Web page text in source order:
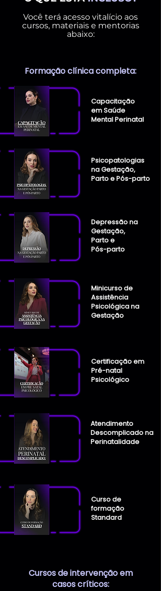
Você terá acesso vitalício aos
cursos, materiais e mentorias
abaixo:
Formação clínica completa:
Capacitação
em Saúde
Mental Perinatal
Psicopatologias
na Gestação,
Parto e Pós-parto
Depressão na
Gestação,
Parto e
Pós-parto
Minicurso de
Assistência
Psicológica na
Gestação
Certificação em
Pré-natal
Psicológico
Atendimento
Descomplicado na
Perinatalidade
Curso de
formação
Standard
Cursos de intervenção em
casos críticos: